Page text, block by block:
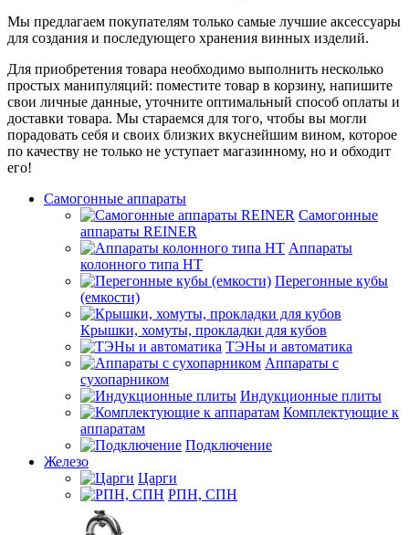
Мы предлагаем покупателям только самые лучшие аксессуары
для создания и последующего хранения винных изделий.
Для приобретения товара необходимо выполнить несколько
простых манипуляций: поместите товар в корзину, напишите
свои личные данные, уточните оптимальный способ оплаты и
доставки товара. Мы стараемся для того, чтобы вы могли
порадовать себя и своих близких вкуснейшим вином, которое
по качеству не только не уступает магазинному, но и обходит
его!
Самогонные аппараты
Самогонные
аппараты REINER
Аппараты
колонного типа НТ
Перегонные кубы
(емкости)
Крышки, хомуты, прокладки для кубов
ТЭНы и автоматика
Аппараты с
сухопарником
Индукционные плиты
Комплектующие к
аппаратам
Подключение
Железо
Царги
РПН, СПН